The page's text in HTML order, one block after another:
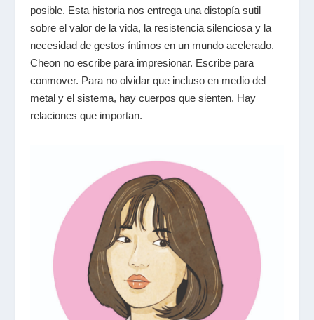
posible. Esta historia nos entrega una distopía sutil
sobre el valor de la vida, la resistencia silenciosa y la
necesidad de gestos íntimos en un mundo acelerado.
Cheon no escribe para impresionar. Escribe para
conmover. Para no olvidar que incluso en medio del
metal y el sistema, hay cuerpos que sienten. Hay
relaciones que importan.